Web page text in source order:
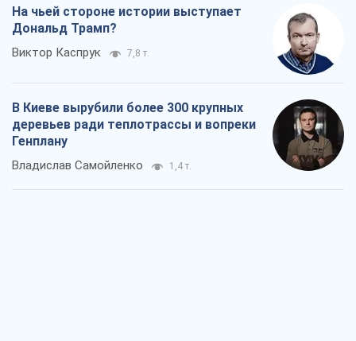
На чьей стороне истории выступает
Дональд Трамп?
Виктор Каспрук 7,8 т.
В Киеве вырубили более 300 крупных
деревьев ради теплотрассы и вопреки
Генплану
Владислав Самойленко 1,4 т.